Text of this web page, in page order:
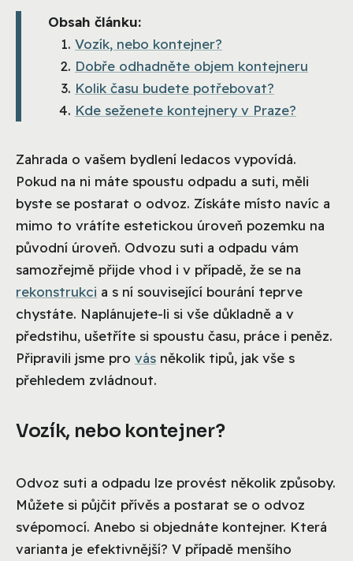
Obsah článku:
Vozík, nebo kontejner?
Dobře odhadněte objem kontejneru
Kolik času budete potřebovat?
Kde seženete kontejnery v Praze?
Zahrada o vašem bydlení ledacos vypovídá.
Pokud na ni máte spoustu odpadu a suti, měli
byste se postarat o odvoz. Získáte místo navíc a
mimo to vrátíte estetickou úroveň pozemku na
původní úroveň. Odvozu suti a odpadu vám
samozřejmě přijde vhod i v případě, že se na
rekonstrukci a s ní související bourání teprve
chystáte. Naplánujete-li si vše důkladně a v
předstihu, ušetříte si spoustu času, práce i peněz.
Připravili jsme pro vás několik tipů, jak vše s
přehledem zvládnout.
Vozík, nebo kontejner?
Odvoz suti a odpadu lze provést několik způsoby.
Můžete si půjčit přívěs a postarat se o odvoz
svépomocí. Anebo si objednáte kontejner. Která
varianta je efektivnější? V případě menšího